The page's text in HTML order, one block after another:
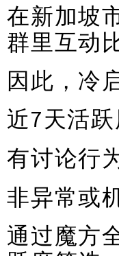
在新加坡
群里互动
因此，冷
近7天活
有讨论行
非异常或
通过魔方